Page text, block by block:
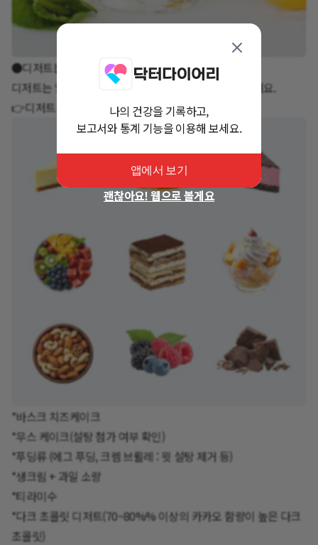
●디저트는 한입만:
디저트는 양보다 질을 즐기는 마음으로 한두 입만 맛보세요.
👉디저트가 정말 먹고 싶다면 이렇게 선택해 보세요!
*바스크 치즈케이크
*무스 케이크(설탕 첨가 여부 확인)
*푸딩류 (에그 푸딩, 크렘 브륄레 : 윗 설탕 제거 등)
*생크림 + 과일 소량
*티라미수
*다크 초콜릿 디저트(70~80%% 이상의 카카오 함량이 높은 다크
초콜릿)
나의 건강을 기록하고,
보고서와 통계 기능을 이용해 보세요.
앱에서 보기
괜찮아요! 웹으로 볼게요